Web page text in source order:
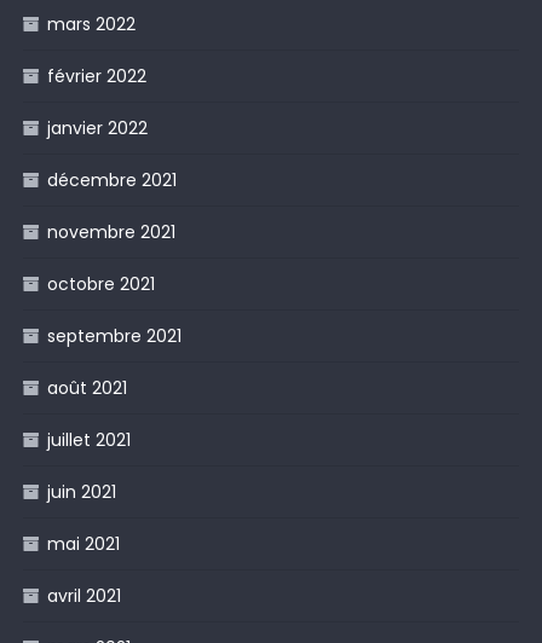
mars 2022
février 2022
janvier 2022
décembre 2021
novembre 2021
octobre 2021
septembre 2021
août 2021
juillet 2021
juin 2021
mai 2021
avril 2021